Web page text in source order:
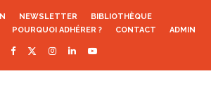
NEWSLETTER
BIBLIOTHÈQUE
POURQUOI ADHÉRER ? CONTACT ADMIN